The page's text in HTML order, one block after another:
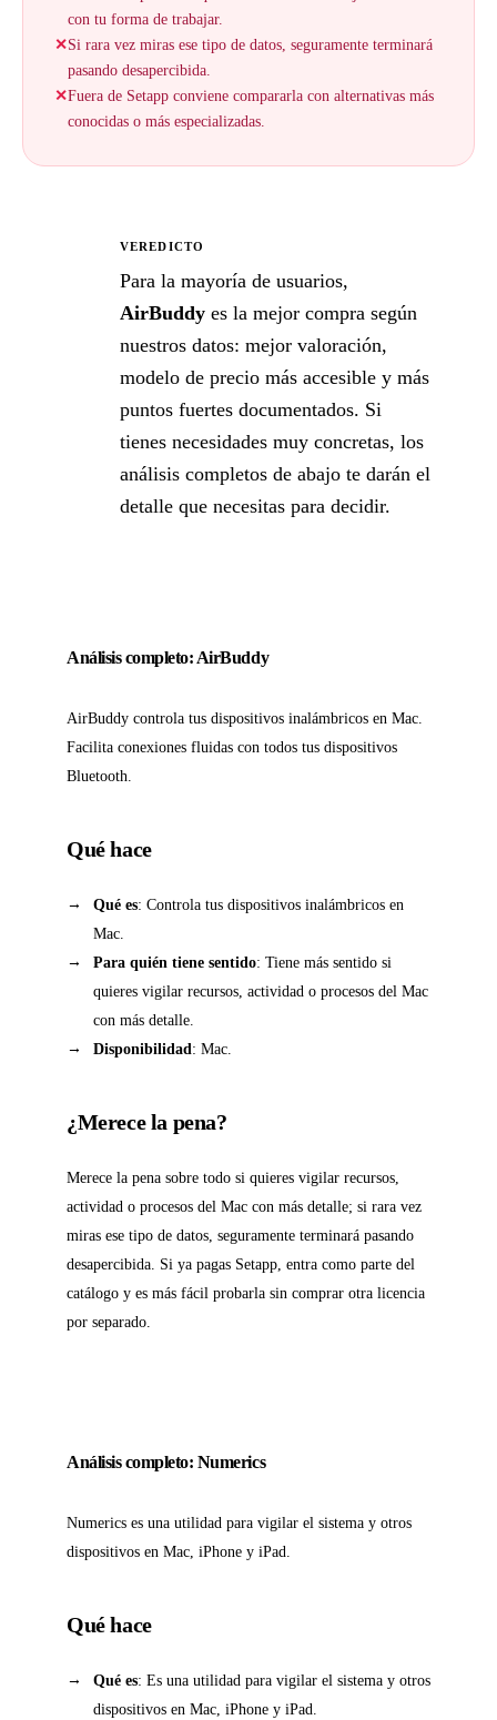
con tu forma de trabajar.
✕Si rara vez miras ese tipo de datos, seguramente terminará
pasando desapercibida.
✕Fuera de Setapp conviene compararla con alternativas más
conocidas o más especializadas.
VEREDICTO
Para la mayoría de usuarios,
AirBuddy es la mejor compra según
nuestros datos: mejor valoración,
modelo de precio más accesible y más
puntos fuertes documentados. Si
tienes necesidades muy concretas, los
análisis completos de abajo te darán el
detalle que necesitas para decidir.
Análisis completo: AirBuddy
AirBuddy controla tus dispositivos inalámbricos en Mac.
Facilita conexiones fluidas con todos tus dispositivos
Bluetooth.
Qué hace
Qué es: Controla tus dispositivos inalámbricos en
Mac.
Para quién tiene sentido: Tiene más sentido si
quieres vigilar recursos, actividad o procesos del Mac
con más detalle.
Disponibilidad: Mac.
¿Merece la pena?
Merece la pena sobre todo si quieres vigilar recursos,
actividad o procesos del Mac con más detalle; si rara vez
miras ese tipo de datos, seguramente terminará pasando
desapercibida. Si ya pagas Setapp, entra como parte del
catálogo y es más fácil probarla sin comprar otra licencia
por separado.
Análisis completo: Numerics
Numerics es una utilidad para vigilar el sistema y otros
dispositivos en Mac, iPhone y iPad.
Qué hace
Qué es: Es una utilidad para vigilar el sistema y otros
dispositivos en Mac, iPhone y iPad.